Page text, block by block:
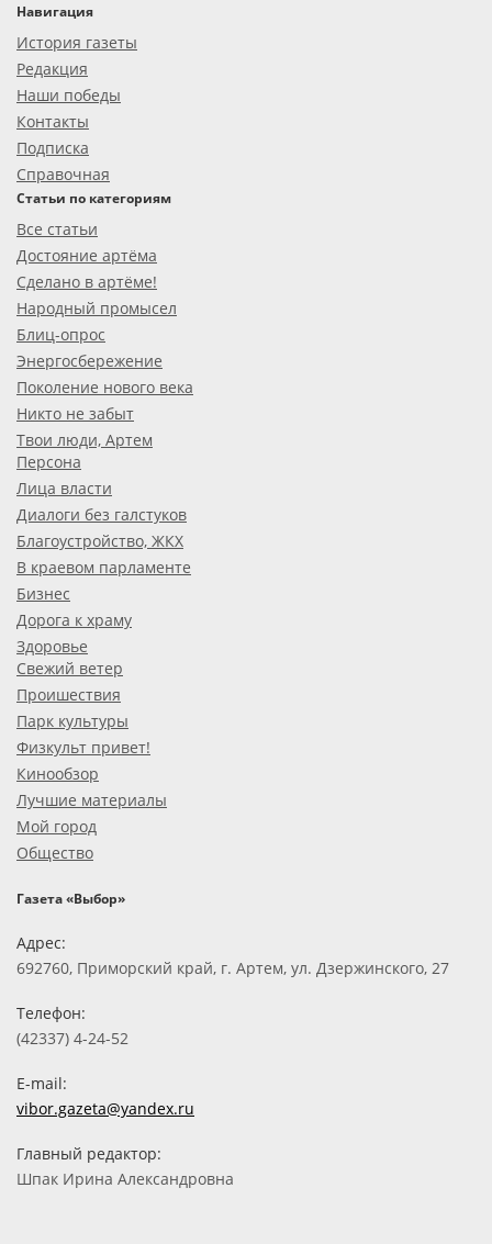
Навигация
История газеты
Редакция
Наши победы
Контакты
Подписка
Справочная
Статьи по категориям
Все статьи
Достояние артёма
Сделано в артёме!
Народный промысел
Блиц-опрос
Энергосбережение
Поколение нового века
Никто не забыт
Твои люди, Артем
Персона
Лица власти
Диалоги без галстуков
Благоустройство, ЖКХ
В краевом парламенте
Бизнес
Дорога к храму
Здоровье
Свежий ветер
Проишествия
Парк культуры
Физкульт привет!
Кинообзор
Лучшие материалы
Мой город
Общество
Газета «Выбор»
Адрес:
692760, Приморский край, г. Артем, ул. Дзержинского, 27
Телефон:
(42337) 4-24-52
E-mail:
vibor.gazeta@yandex.ru
Главный редактор:
Шпак Ирина Александровна